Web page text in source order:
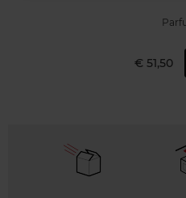
€ 51,50